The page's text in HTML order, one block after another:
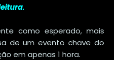
como esperado, mais
de um evento chave do
em apenas 1 hora.